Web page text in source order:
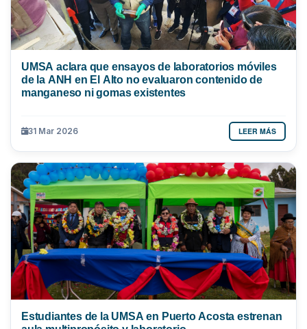
UMSA aclara que ensayos de laboratorios móviles
de la ANH en El Alto no evaluaron contenido de
manganeso ni gomas existentes
31 Mar 2026 LEER MÁS
Estudiantes de la UMSA en Puerto Acosta estrenan